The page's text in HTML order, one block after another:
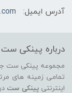
آدرس ایمیل:
درباره پینکی ست
مجموعه پینکی ست
تمامی زمینه های
اینترنتی پینکی ست